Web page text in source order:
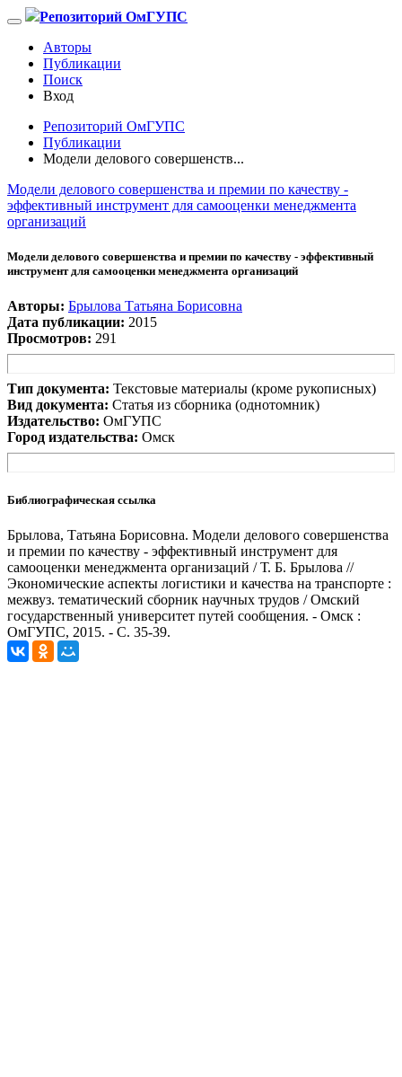
Репозиторий ОмГУПС
Авторы
Публикации
Поиск
Вход
Репозиторий ОмГУПС
Публикации
Модели делового совершенств...
Модели делового совершенства и премии по качеству -
эффективный инструмент для самооценки менеджмента
организаций
Модели делового совершенства и премии по качеству - эффективный
инструмент для самооценки менеджмента организаций
Авторы: Брылова Татьяна Борисовна
Дата публикации: 2015
Просмотров: 291
Тип документа: Текстовые материалы (кроме рукописных)
Вид документа: Статья из сборника (однотомник)
Издательство: ОмГУПС
Город издательства: Омск
Библиографическая ссылка
Брылова, Татьяна Борисовна. Модели делового совершенства
и премии по качеству - эффективный инструмент для
самооценки менеджмента организаций / Т. Б. Брылова //
Экономические аспекты логистики и качества на транспорте :
межвуз. тематический сборник научных трудов / Омский
государственный университет путей сообщения. - Омск :
ОмГУПС, 2015. - С. 35-39.